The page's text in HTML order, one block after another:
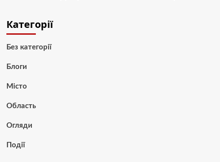
Категорії
Без категорії
Блоги
Місто
Область
Огляди
Події